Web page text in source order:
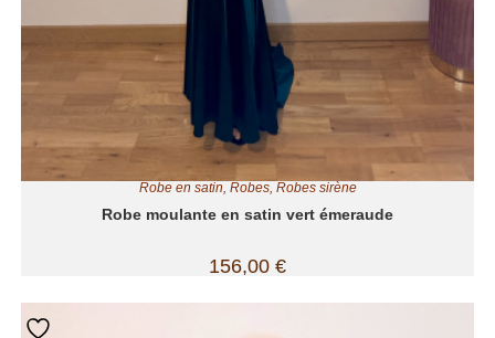
Robe en satin Robes, Robes sirène
Robe moulante en satin vert émeraude
156,00 €